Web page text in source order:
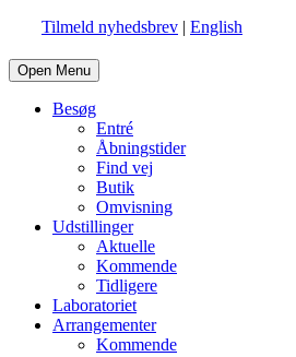
Tilmeld nyhedsbrev | English
Open Menu
Besøg
Entré
Åbningstider
Find vej
Butik
Omvisning
Udstillinger
Aktuelle
Kommende
Tidligere
Laboratoriet
Arrangementer
Kommende